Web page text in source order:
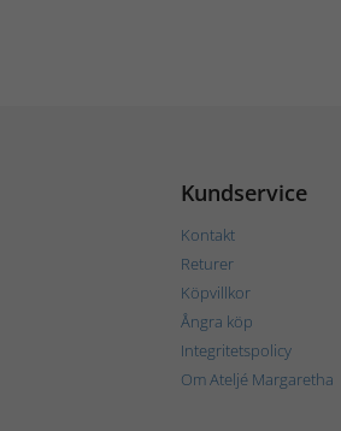
Kundservice
Kontakt
Returer
Köpvillkor
Ångra köp
Integritetspolicy
Om Ateljé Margaretha